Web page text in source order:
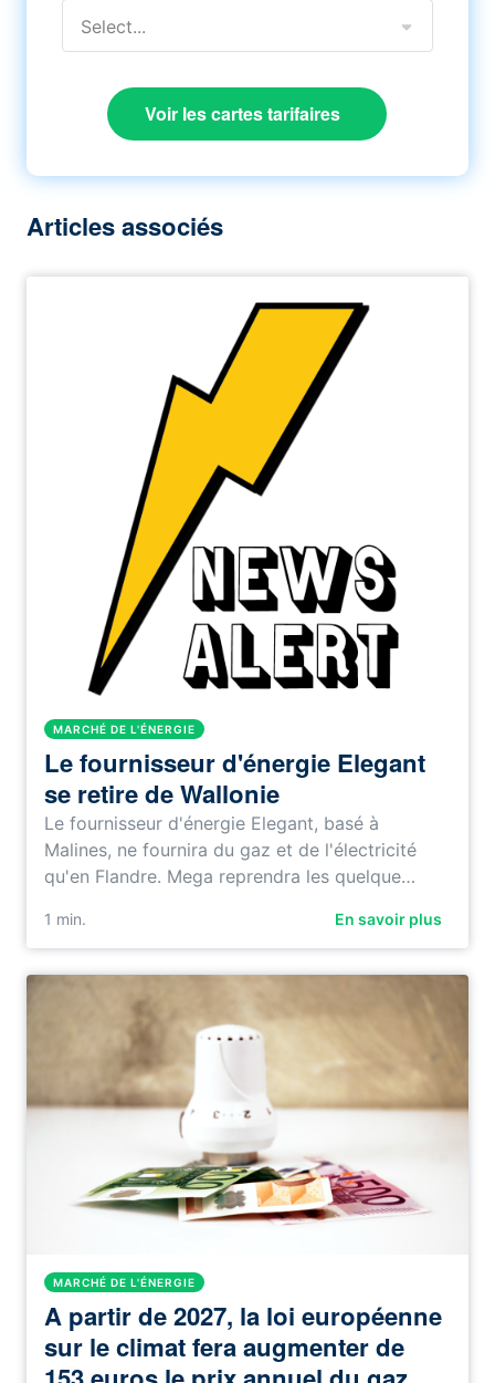
Select...
Voir les cartes tarifaires
Articles associés
MARCHÉ DE L'ÉNERGIE
Le fournisseur d'énergie Elegant
se retire de Wallonie
Le fournisseur d'énergie Elegant, basé à
Malines, ne fournira du gaz et de l'électricité
qu'en Flandre. Mega reprendra les quelque…
1 min. En savoir plus
MARCHÉ DE L'ÉNERGIE
A partir de 2027, la loi européenne
sur le climat fera augmenter de